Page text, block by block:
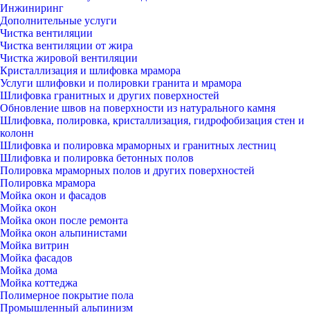
Инжиниринг
Дополнительные услуги
Чистка вентиляции
Чистка вентиляции от жира
Чистка жировой вентиляции
Кристаллизация и шлифовка мрамора
Услуги шлифовки и полировки гранита и мрамора
Шлифовка гранитных и других поверхностей
Обновление швов на поверхности из натурального камня
Шлифовка, полировка, кристаллизация, гидрофобизация стен и
колонн
Шлифовка и полировка мраморных и гранитных лестниц
Шлифовка и полировка бетонных полов
Полировка мраморных полов и других поверхностей
Полировка мрамора
Мойка окон и фасадов
Мойка окон
Мойка окон после ремонта
Мойка окон альпинистами
Мойка витрин
Мойка фасадов
Мойка дома
Мойка коттеджа
Полимерное покрытие пола
Промышленный альпинизм